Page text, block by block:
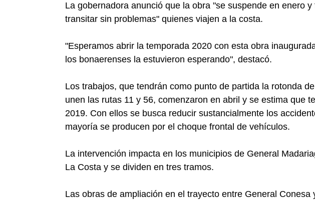
La gobernadora anunció que la obra "se suspende en enero
transitar sin problemas" quienes viajen a la costa.
"Esperamos abrir la temporada 2020 con esta obra
los bonaerenses la estuvieron esperando", destacó.
Los trabajos, que tendrán como punto de partida la rotonda
unen las rutas 11 y 56, comenzaron en abril y se estima que
2019. Con ellos se busca reducir sustancialmente los
mayoría se producen por el choque frontal de vehículos.
La intervención impacta en los municipios de General
La Costa y se dividen en tres tramos.
Las obras de ampliación en el trayecto entre General Conesa